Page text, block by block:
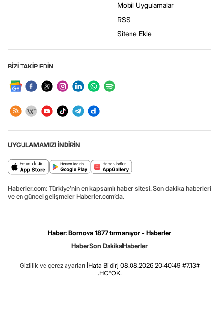
Mobil Uygulamalar
RSS
Sitene Ekle
BİZİ TAKİP EDİN
UYGULAMAMIZI İNDİRİN
Haberler.com: Türkiye’nin en kapsamlı haber sitesi. Son dakika haberleri
ve en güncel gelişmeler Haberler.com’da.
Haber: Bornova 1877 tırmanıyor - Haberler
HaberSon DakikaHaberler
Gizlilik ve çerez ayarları [Hata Bildir] 08.08.2026 20:40:49 #7.13#
.HCFOK.